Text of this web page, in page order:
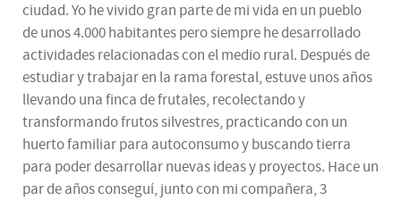
ciudad. Yo he vivido gran parte de mi vida en un pueblo
de unos 4.000 habitantes pero siempre he desarrollado
actividades relacionadas con el medio rural. Después de
estudiar y trabajar en la rama forestal, estuve unos años
llevando una finca de frutales, recolectando y
transformando frutos silvestres, practicando con un
huerto familiar para autoconsumo y buscando tierra
para poder desarrollar nuevas ideas y proyectos. Hace un
par de años conseguí, junto con mi compañera, 3